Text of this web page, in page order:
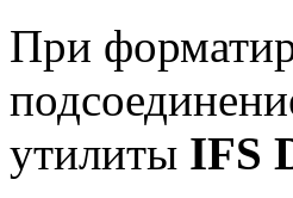
При
утилиты IFS